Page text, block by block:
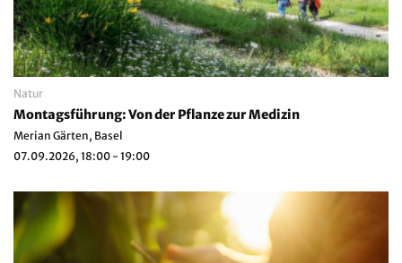
Natur
Montagsführung: Von der Pflanze zur Medizin
Merian Gärten, Basel
07.09.2026, 18:00 - 19:00